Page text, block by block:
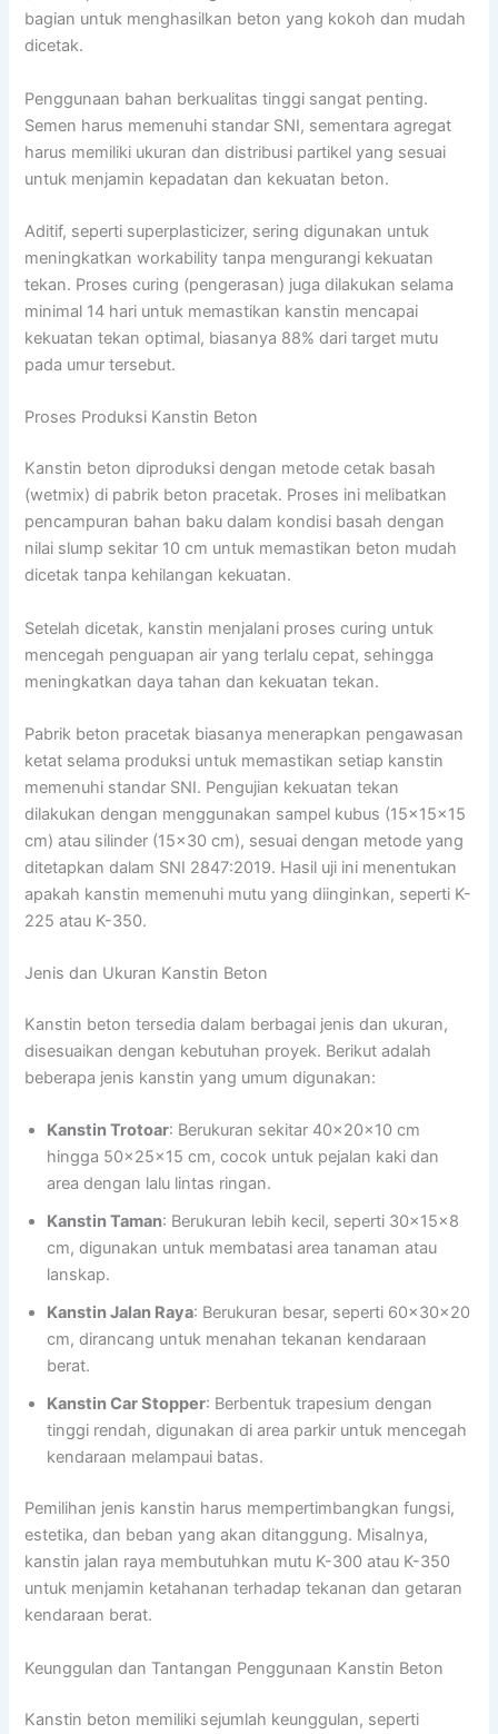
bagian untuk menghasilkan beton yang kokoh dan mudah
dicetak.
Penggunaan bahan berkualitas tinggi sangat penting.
Semen harus memenuhi standar SNI, sementara agregat
harus memiliki ukuran dan distribusi partikel yang sesuai
untuk menjamin kepadatan dan kekuatan beton.
Aditif, seperti superplasticizer, sering digunakan untuk
meningkatkan workability tanpa mengurangi kekuatan
tekan. Proses curing (pengerasan) juga dilakukan selama
minimal 14 hari untuk memastikan kanstin mencapai
kekuatan tekan optimal, biasanya 88% dari target mutu
pada umur tersebut.
Proses Produksi Kanstin Beton
Kanstin beton diproduksi dengan metode cetak basah
(wetmix) di pabrik beton pracetak. Proses ini melibatkan
pencampuran bahan baku dalam kondisi basah dengan
nilai slump sekitar 10 cm untuk memastikan beton mudah
dicetak tanpa kehilangan kekuatan.
Setelah dicetak, kanstin menjalani proses curing untuk
mencegah penguapan air yang terlalu cepat, sehingga
meningkatkan daya tahan dan kekuatan tekan.
Pabrik beton pracetak biasanya menerapkan pengawasan
ketat selama produksi untuk memastikan setiap kanstin
memenuhi standar SNI. Pengujian kekuatan tekan
dilakukan dengan menggunakan sampel kubus (15x15x15
cm) atau silinder (15×30 cm), sesuai dengan metode yang
ditetapkan dalam SNI 2847:2019. Hasil uji ini menentukan
apakah kanstin memenuhi mutu yang diinginkan, seperti K-
225 atau K-350.
Jenis dan Ukuran Kanstin Beton
Kanstin beton tersedia dalam berbagai jenis dan ukuran,
disesuaikan dengan kebutuhan proyek. Berikut adalah
beberapa jenis kanstin yang umum digunakan:
Kanstin Trotoar: Berukuran sekitar 40x20x10 cm
hingga 50x25x15 cm, cocok untuk pejalan kaki dan
area dengan lalu lintas ringan.
Kanstin Taman: Berukuran lebih kecil, seperti 30x15x8
cm, digunakan untuk membatasi area tanaman atau
lanskap.
Kanstin Jalan Raya: Berukuran besar, seperti 60x30x20
cm, dirancang untuk menahan tekanan kendaraan
berat.
Kanstin Car Stopper: Berbentuk trapesium dengan
tinggi rendah, digunakan di area parkir untuk mencegah
kendaraan melampaui batas.
Pemilihan jenis kanstin harus mempertimbangkan fungsi,
estetika, dan beban yang akan ditanggung. Misalnya,
kanstin jalan raya membutuhkan mutu K-300 atau K-350
untuk menjamin ketahanan terhadap tekanan dan getaran
kendaraan berat.
Keunggulan dan Tantangan Penggunaan Kanstin Beton
Kanstin beton memiliki sejumlah keunggulan, seperti